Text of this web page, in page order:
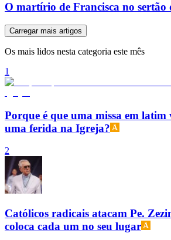
O martírio de Francisca no
Carregar mais artigos
Os mais lidos nesta categoria este mês
1
Porque é que uma missa em
uma ferida na Igreja?
2
Católicos radicais atacam Pe.
coloca cada um no seu lugar